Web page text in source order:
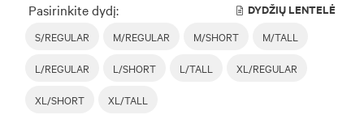
Pasirinkite dydį: DYDŽIŲ LENTELĖ
S/REGULAR M/REGULAR M/SHORT M/TALL
L/REGULAR L/SHORT L/TALL XL/REGULAR
XL/SHORT XL/TALL